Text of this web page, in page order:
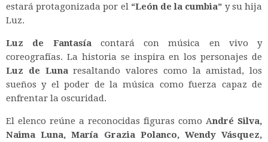
estará protagonizada por el “León de la cumbia” y su hija
Luz.
Luz de Fantasía contará con música en vivo y
coreografías. La historia se inspira en los personajes de
Luz de Lunaresaltando valores como la amistad, los
sueños y el poder de la música como fuerza capaz de
enfrentar la oscuridad.
El elenco reúne a reconocidas figuras como André Silva,
Naima Luna, María Grazia Polanco, Wendy Vásquez,